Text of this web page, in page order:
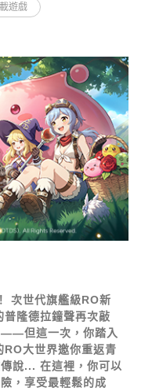
遊戲
次世代旗艦級RO新
隆德拉鐘聲再次敲
——但這一次，你踏入
RO大世界邀你重返青
說... 在這裡，你可以
，享受最輕鬆的成